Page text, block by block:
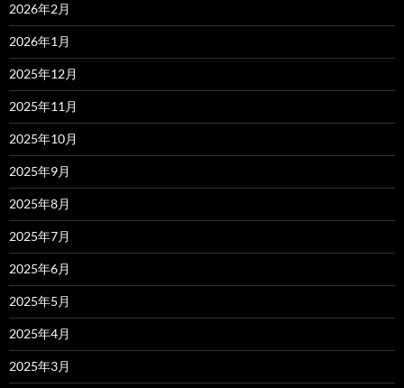
2026年2月
2026年1月
2025年12月
2025年11月
2025年10月
2025年9月
2025年8月
2025年7月
2025年6月
2025年5月
2025年4月
2025年3月